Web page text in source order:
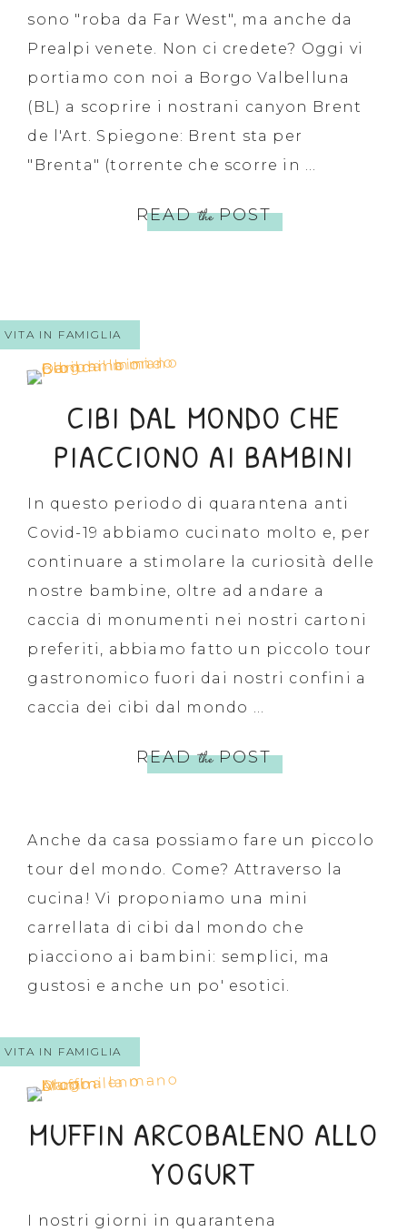
sono "roba da Far West", ma anche da
Prealpi venete. Non ci credete? Oggi vi
portiamo con noi a Borgo Valbelluna
(BL) a scoprire i nostrani canyon Brent
de l'Art. Spiegone: Brent sta per
"Brenta" (torrente che scorre in ...
READthePOST
VITA IN FAMIGLIA
CIBI DAL MONDO CHE
PIACCIONO AI BAMBINI
In questo periodo di quarantena anti
Covid-19 abbiamo cucinato molto e, per
continuare a stimolare la curiosità delle
nostre bambine, oltre ad andare a
caccia di monumenti nei nostri cartoni
preferiti, abbiamo fatto un piccolo tour
gastronomico fuori dai nostri confini a
caccia dei cibi dal mondo ...
READthePOST
Anche da casa possiamo fare un piccolo
tour del mondo. Come? Attraverso la
cucina! Vi proponiamo una mini
carrellata di cibi dal mondo che
piacciono ai bambini: semplici, ma
gustosi e anche un po' esotici.
VITA IN FAMIGLIA
MUFFIN ARCOBALENO ALLO
YOGURT
I nostri giorni in quarantena